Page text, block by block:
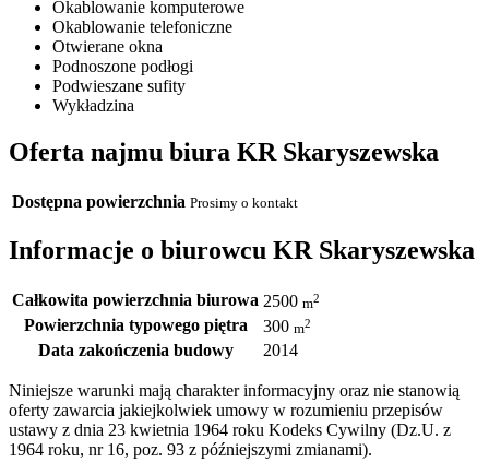
Okablowanie komputerowe
Okablowanie telefoniczne
Otwierane okna
Podnoszone podłogi
Podwieszane sufity
Wykładzina
Oferta najmu biura KR Skaryszewska
Dostępna powierzchnia Prosimy o kontakt
Informacje o biurowcu KR Skaryszewska
Całkowita powierzchnia biurowa 2500 m2
Powierzchnia typowego piętra 300 m2
Data zakończenia budowy 2014
Niniejsze warunki mają charakter informacyjny oraz nie stanowią
oferty zawarcia jakiejkolwiek umowy w rozumieniu przepisów
ustawy z dnia 23 kwietnia 1964 roku Kodeks Cywilny (Dz.U. z
1964 roku, nr 16, poz. 93 z późniejszymi zmianami).